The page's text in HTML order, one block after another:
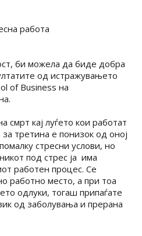
би можела да биде добра
од истражувањето
of Business на
смрт кај луѓето кои работат
третина е понизок од оној
стресни услови, но
под стрес ја има
работен процес. Се
работно место, а при тоа
одлуки, тогаш припаѓате
од заболувања и прерана